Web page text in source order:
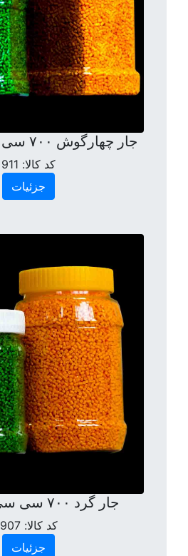
جار چهارگوش ۷۰۰ سی سی دهانه ۷۰
کد کالا: 911
جزئیات
جار گرد ۷۰۰ سی سی دهانه ۷۰
کد کالا:907
جزئیات